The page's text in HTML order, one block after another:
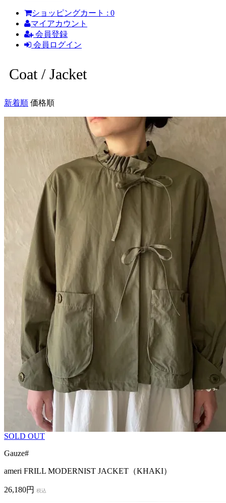
ショッピングカート : 0
マイアカウント
会員登録
会員ログイン
Coat / Jacket
新着順 価格順
SOLD OUT
Gauze#
ameri FRILL MODERNIST JACKET（KHAKI）
26,180円 税込